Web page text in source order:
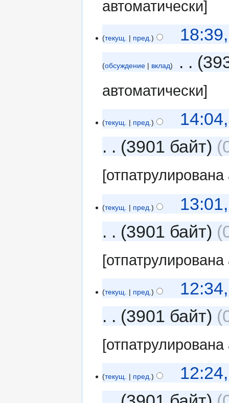
автоматически]
текущ. пред.
обсуждение вклад
автоматически]
текущ. пред.
3901 байт
текущ. пред.
3901 байт
текущ. пред.
3901 байт
текущ. пред.